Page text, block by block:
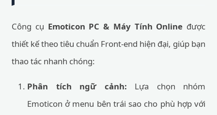
Công cụ Emoticon PC & Máy Tính Online được
thiết kế theo tiêu chuẩn Front-end hiện đại, giúp bạn
thao tác nhanh chóng:
Phân tích ngữ cảnh: Lựa chọn nhóm
Emoticon ở menu bên trái sao cho phù hợp với